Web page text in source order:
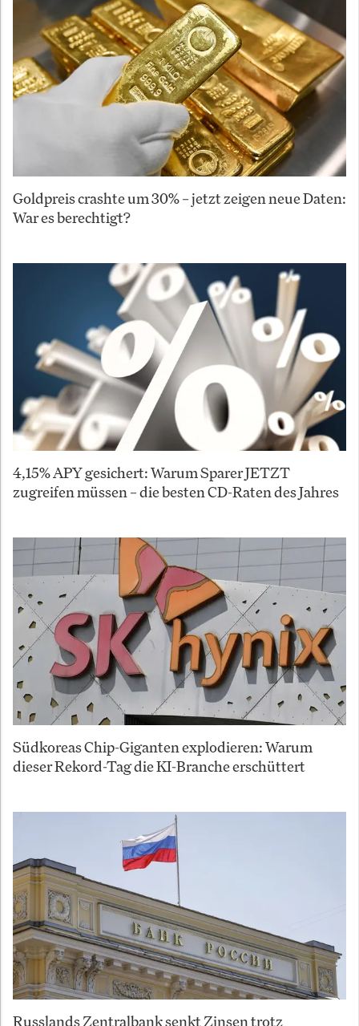
Goldpreis crashte um 30% – jetzt zeigen neue Daten:
War es berechtigt?
4,15% APY gesichert: Warum Sparer JETZT
zugreifen müssen – die besten CD-Raten des Jahres
Südkoreas Chip-Giganten explodieren: Warum
dieser Rekord-Tag die KI-Branche erschüttert
Russlands Zentralbank senkt Zinsen trotz